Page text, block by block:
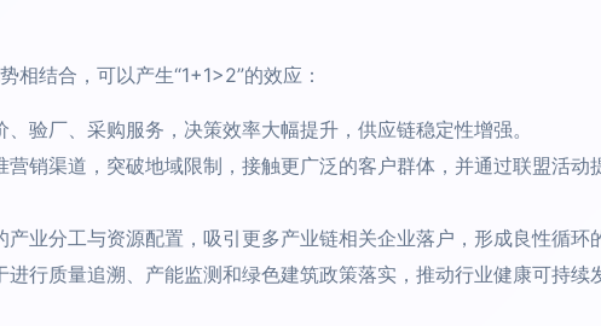
相结合，可以产生“1+1>2”的效应：
、验厂、采购服务，决策效率大幅提升，供应链稳定性增强。
营销渠道，突破地域限制，接触更广泛的客户群体，并通过联盟活动
业分工与资源配置，吸引更多产业链相关企业落户，形成良性循环
行质量追溯、产能监测和绿色建筑政策落实，推动行业健康可持续